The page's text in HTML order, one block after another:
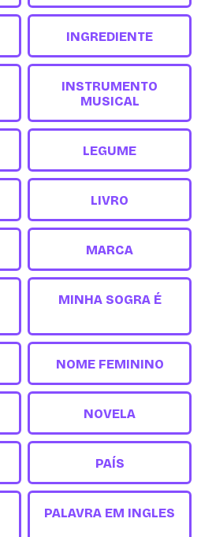
INGREDIENTE
INSTRUMENTO
MUSICAL
LEGUME
LIVRO
MARCA
MINHA SOGRA É
NOME FEMININO
NOVELA
PAÍS
PALAVRA EM INGLES